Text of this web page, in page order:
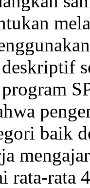
baik
rata-rata